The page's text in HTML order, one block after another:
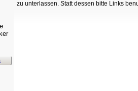
zu unterlassen. Statt dessen bitte Links